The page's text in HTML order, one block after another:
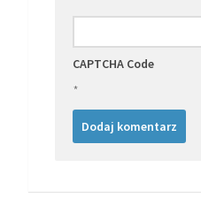
CAPTCHA Code
*